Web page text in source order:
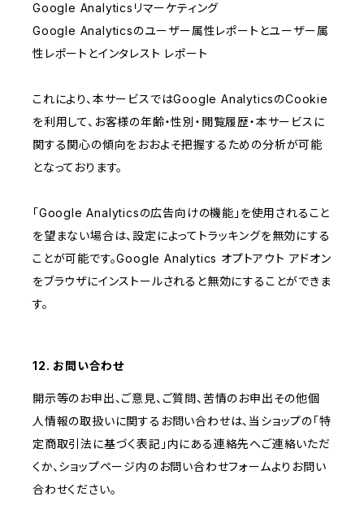
Google Analyticsリマーケティング
Google Analyticsのユーザー属性レポートとユーザー属
性レポートとインタレスト レポート
これにより、本サービスではGoogle AnalyticsのCookie
を利用して、お客様の年齢・性別・閲覧履歴・本サービスに
関する関心の傾向をおおよそ把握するための分析が可能
となっております。
「Google Analyticsの広告向けの機能」を使用されること
を望まない場合は、設定によってトラッキングを無効にする
ことが可能です。Google Analytics オプトアウト アドオン
をブラウザにインストールされると無効にすることができま
す。
12. お問い合わせ
開示等のお申出、ご意見、ご質問、苦情のお申出その他個
人情報の取扱いに関するお問い合わせは、当ショップの「特
定商取引法に基づく表記」内にある連絡先へご連絡いただ
くか、ショップページ内のお問い合わせフォームよりお問い
合わせください。